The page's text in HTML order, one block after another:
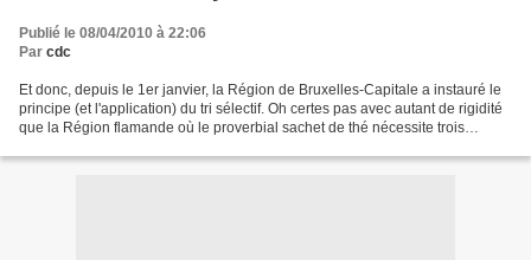
Publié le 08/04/2010 à 22:06
Par cdc
Et donc, depuis le 1er janvier, la Région de Bruxelles-Capitale a instauré le
principe (et l'application) du tri sélectif. Oh certes pas avec autant de rigidité
que la Région flamande où le proverbial sachet de thé nécessite trois